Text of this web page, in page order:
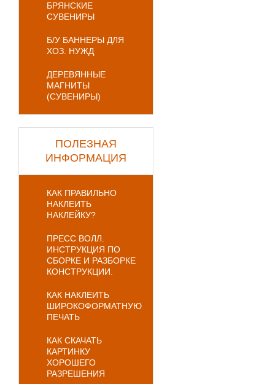
БРЯНСКИЕ
СУВЕНИРЫ
Б/У БАННЕРЫ ДЛЯ
ХОЗ. НУЖД
ДЕРЕВЯННЫЕ
МАГНИТЫ
(СУВЕНИРЫ)
ПОЛЕЗНАЯ
ИНФОРМАЦИЯ
КАК ПРАВИЛЬНО
НАКЛЕИТЬ
НАКЛЕЙКУ?
ПРЕСС ВОЛЛ.
ИНСТРУКЦИЯ ПО
СБОРКЕ И РАЗБОРКЕ
КОНСТРУКЦИИ.
КАК НАКЛЕИТЬ
ШИРОКОФОРМАТНУЮ
ПЕЧАТЬ
КАК СКАЧАТЬ
КАРТИНКУ
ХОРОШЕГО
РАЗРЕШЕНИЯ